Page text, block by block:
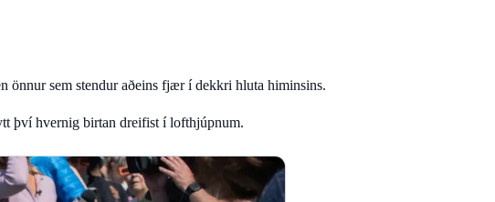
sem stendur aðeins fjær í dekkri hluta himinsins.
því hvernig birtan dreifist í lofthjúpnum.